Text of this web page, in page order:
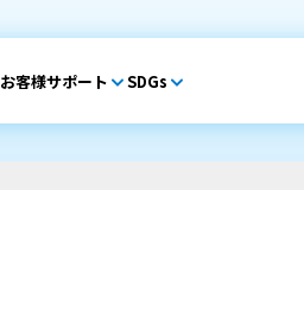
お客様サポート SDGs